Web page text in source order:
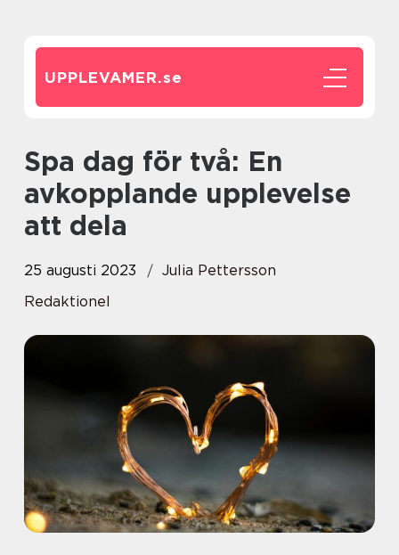
UPPLEVAMER.se
Spa dag för två: En
avkopplande upplevelse
att dela
25 augusti 2023
Julia Pettersson
Redaktionel